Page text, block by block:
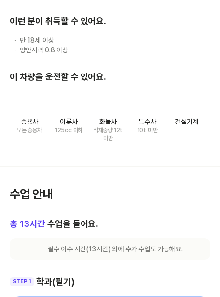
이런 분이 취득할 수 있어요.
만 18세 이상
양안시력 0.8 이상
이 차량을 운전할 수 있어요.
승용차
모든 승용차
이륜차
125cc 이하
화물차
적재중량 12t
미만
특수차
10t 미만
건설기계
수업 안내
총 13시간 수업을 들어요.
필수 이수 시간(13시간) 외에 추가 수업도 가능해요.
STEP 1 학과(필기)